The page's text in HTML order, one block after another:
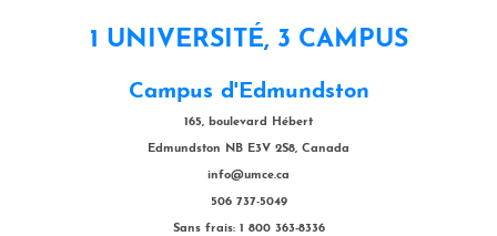
1 UNIVERSITÉ, 3 CAMPUS
Campus d'Edmundston
165, boulevard Hébert
Edmundston NB E3V 2S8, Canada
info@umce.ca
506 737-5049
Sans frais: 1 800 363-8336